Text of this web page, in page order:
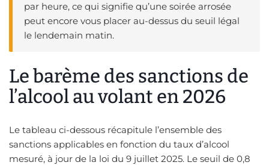
par heure, ce qui signifie qu’une soirée arrosée
peut encore vous placer au-dessus du seuil légal
le lendemain matin.
Le barème des sanctions de
l’alcool au volant en 2026
Le tableau ci-dessous récapitule l’ensemble des
sanctions applicables en fonction du taux d’alcool
mesuré, à jour de la loi du 9 juillet 2025. Le seuil de 0,8